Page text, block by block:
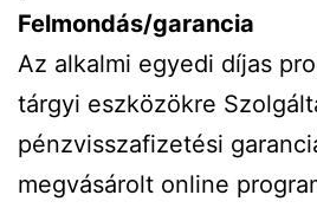
Felmondás/garancia
Az alkalmi egyedi díjas
tárgyi eszközökre
pénzvisszafizetési
megvásárolt online